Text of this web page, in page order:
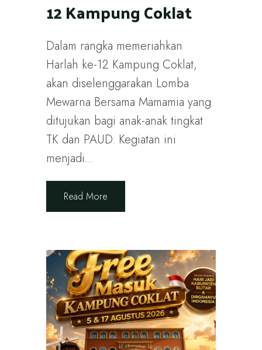
12 Kampung Coklat
Dalam rangka memeriahkan
Harlah ke-12 Kampung Coklat,
akan diselenggarakan Lomba
Mewarna Bersama Mamamia yang
ditujukan bagi anak-anak tingkat
TK dan PAUD. Kegiatan ini
menjadi...
Read More